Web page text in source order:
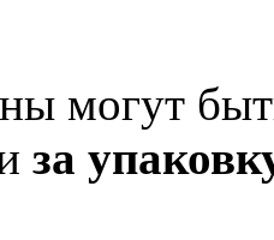
могут
за